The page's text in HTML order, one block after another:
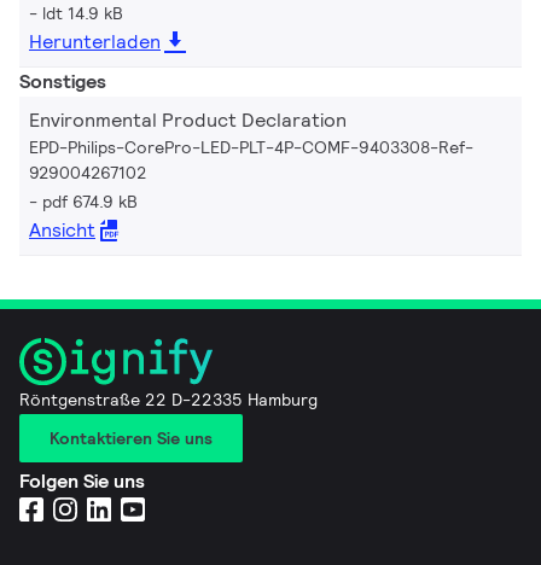
ldt 14.9 kB
Herunterladen
Sonstiges
Environmental Product Declaration
EPD-Philips-CorePro-LED-PLT-4P-COMF-9403308-Ref-
929004267102
pdf 674.9 kB
Ansicht
Röntgenstraße 22 D-22335 Hamburg
Kontaktieren Sie uns
Folgen Sie uns